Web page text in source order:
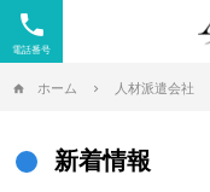
phone
ホーム 人材派遣会社
新着情報